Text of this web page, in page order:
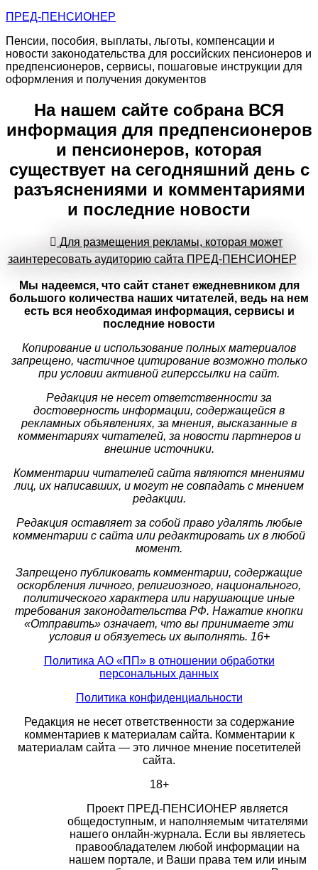
ПРЕД-ПЕНСИОНЕР
Пенсии, пособия, выплаты, льготы, компенсации и
новости законодательства для российских пенсионеров и
предпенсионеров, сервисы, пошаговые инструкции для
оформления и получения документов
На нашем сайте собрана ВСЯ
информация для предпенсионеров
и пенсионеров, которая
существует на сегодняшний день с
разъяснениями и комментариями
и последние новости
Для размещения рекламы, которая может
заинтересовать аудиторию сайта ПРЕД-ПЕНСИОНЕР
Мы надеемся, что сайт станет ежедневником для
большого количества наших читателей, ведь на нем
есть вся необходимая информация, сервисы и
последние новости
Копирование и использование полных материалов
запрещено, частичное цитирование возможно только
при условии активной гиперссылки на сайт.
Редакция не несет ответственности за
достоверность информации, содержащейся в
рекламных объявлениях, за мнения, высказанные в
комментариях читателей, за новости партнеров и
внешние источники.
Комментарии читателей сайта являются мнениями
лиц, их написавших, и могут не совпадать с мнением
редакции.
Редакция оставляет за собой право удалять любые
комментарии с сайта или редактировать их в любой
момент.
Запрещено публиковать комментарии, содержащие
оскорбления личного, религиозного, национального,
политического характера или нарушающие иные
требования законодательства РФ. Нажатие кнопки
«Отправить» означает, что вы принимаете эти
условия и обязуетесь их выполнять. 16+
Политика АО «ПП» в отношении обработки
персональных данных
Политика конфиденциальности
Редакция не несет ответственности за содержание
комментариев к материалам сайта. Комментарии к
материалам сайта — это личное мнение посетителей
сайта.
18+
Проект ПРЕД-ПЕНСИОНЕР является
общедоступным, и наполняемым читателями
нашего онлайн-журнала. Если вы являетесь
правообладателем любой информации на
нашем портале, и Ваши права тем или иным